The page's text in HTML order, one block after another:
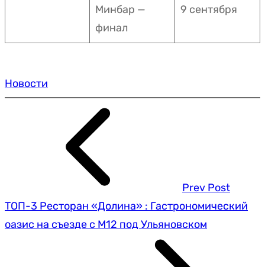
Минбар —
финал
9 сентября
Новости
Prev Post
ТОП-3 Ресторан «Долина» : Гастрономический
оазис на съезде с М12 под Ульяновском